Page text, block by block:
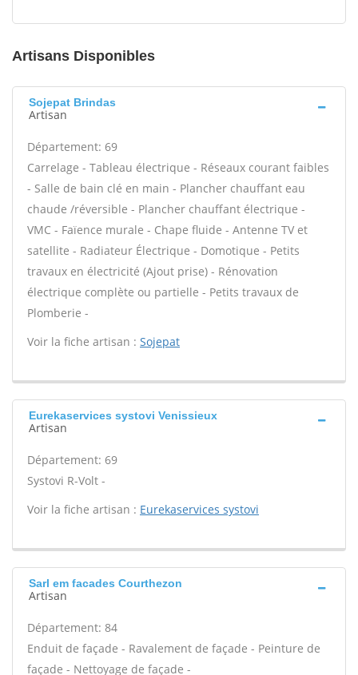
Artisans Disponibles
Sojepat Brindas
Artisan
Département: 69
Carrelage - Tableau électrique - Réseaux courant faibles
- Salle de bain clé en main - Plancher chauffant eau
chaude /réversible - Plancher chauffant électrique -
VMC - Faïence murale - Chape fluide - Antenne TV et
satellite - Radiateur Électrique - Domotique - Petits
travaux en électricité (Ajout prise) - Rénovation
électrique complète ou partielle - Petits travaux de
Plomberie -
Voir la fiche artisan : Sojepat
Eurekaservices systovi Venissieux
Artisan
Département: 69
Systovi R-Volt -
Voir la fiche artisan : Eurekaservices systovi
Sarl em facades Courthezon
Artisan
Département: 84
Enduit de façade - Ravalement de façade - Peinture de
façade - Nettoyage de façade -